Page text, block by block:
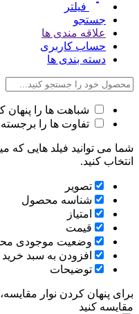
فیلتر
جستجو
علاقه مندی ها
حساب کاربری
دسته بندی ها
شباهت ها را پنهان
تفاوت ها را برجسته
شما می توانید فیلد هایی که
انتخاب کنید.
تصویر
شناسه محصول
امتیاز
قیمت
وضعیت موجودی
افزودن به سبد خرید
توضیحات
برای پنهان کردن نوار
مقایسه کنید